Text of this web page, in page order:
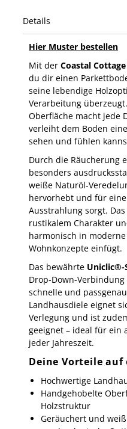
Details
Hier Muster bestellen
Mit derCoastal
du dir einen
seine lebendige
Verarbeitung
Oberfläche macht jede
verleiht dem Boden
sehen und fühlen
Durch die Räucherung
besonders
weiße Naturöl-
hervorhebt und für
Ausstrahlung sorgt.
rustikalem Charakter
harmonisch in
Wohnkonzepte einfügt.
Das bewährte Uniclic®-
Drop-Down-
schnelle und
Landhausdiele eignet
Verlegung und ist
geeignet – ideal für ein
jeder Jahreszeit.
Deine Vorteile auf
Hochwertige
Handgehobelte
Holzstruktur
Geräuchert und